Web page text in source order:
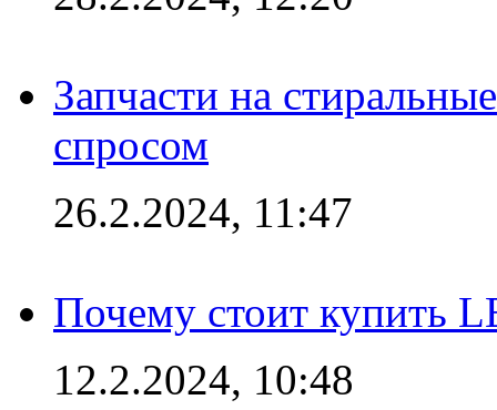
Запчасти на
спросом
26.2.2024, 11:47
Почему стоит купить
12.2.2024, 10:48